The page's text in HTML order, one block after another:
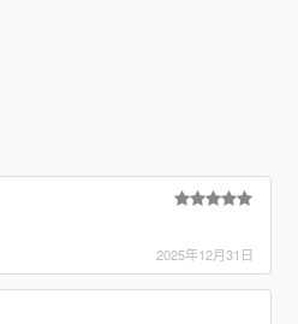
2025年12月31日